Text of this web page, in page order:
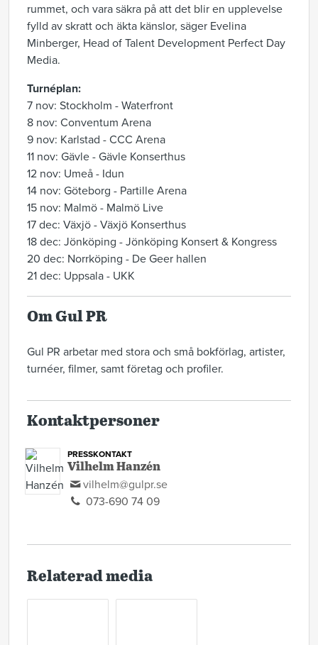
rummet, och vara säkra på att det blir en upplevelse
fylld av skratt och äkta känslor, säger Evelina
Minberger, Head of Talent Development Perfect Day
Media.
Turnéplan:
7 nov: Stockholm - Waterfront
8 nov: Conventum Arena
9 nov: Karlstad - CCC Arena
11 nov: Gävle - Gävle Konserthus
12 nov: Umeå - Idun
14 nov: Göteborg - Partille Arena
15 nov: Malmö - Malmö Live
17 dec: Växjö - Växjö Konserthus
18 dec: Jönköping - Jönköping Konsert & Kongress
20 dec: Norrköping - De Geer hallen
21 dec: Uppsala - UKK
Om Gul PR
Gul PR arbetar med stora och små bokförlag, artister,
turnéer, filmer, samt företag och profiler.
Kontaktpersoner
PRESSKONTAKT
Vilhelm Hanzén
vilhelm@gulpr.se
073-690 74 09
Relaterad media